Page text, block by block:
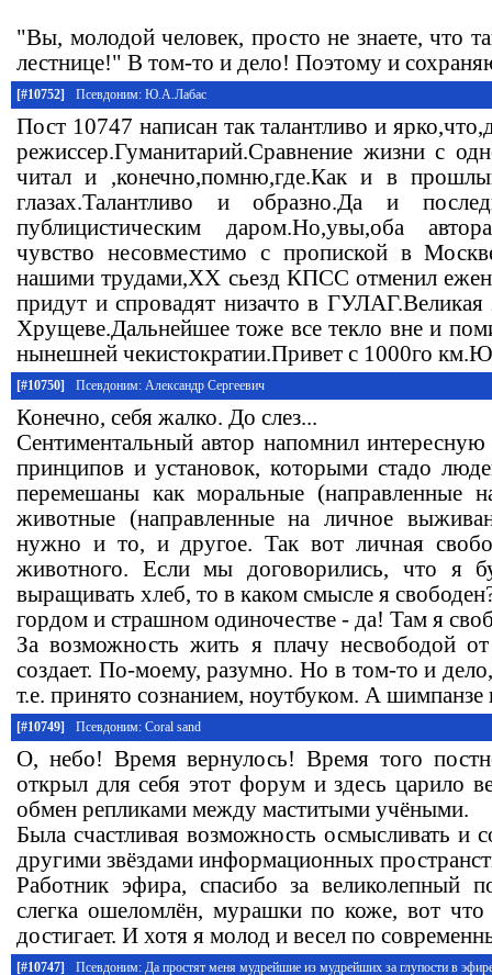
"Вы, молодой человек, просто не знаете, что
лестнице!" В том-то и дело! Поэтому и
[#10752] Псевдоним: Ю.А.Лабас
Пост 10747 написан так талантливо и
режиссер.Гуманитарий.Сравнение жизни с
читал и ,конечно,помню,где.Как и в
глазах.Талантливо и образно.Да и
публицистическим даром.Но,увы,оба
чувство несовместимо с пропиской в
нашими трудами,ХХ сьезд КПСС отменил
придут и спровадят низачто в ГУЛАГ.Великая
Хрущеве.Дальнейшее тоже все текло вне и
нынешней чекистократии.Привет с 1000го
[#10750] Псевдоним: Александр Сергеевич
Конечно, себя жалко. До слез...
Сентиментальный автор напомнил
принципов и установок, которыми стадо
перемешаны как моральные (направленные
животные (направленные на личное
нужно и то, и другое. Так вот личная
животного. Если мы договорились, что я
выращивать хлеб, то в каком смысле я
гордом и страшном одиночестве - да! Там я
За возможность жить я плачу несвободой
создает. По-моему, разумно. Но в том-то и
т.е. принято сознанием, ноутбуком. А шимпанзе
[#10749] Псевдоним: Coral sand
О, небо! Время вернулось! Время того
открыл для себя этот форум и здесь царило
обмен репликами между маститыми учёными.
Была счастливая возможность осмысливать и
другими звёздами информационных
Работник эфира, спасибо за великолепный
слегка ошеломлён, мурашки по коже, вот что
достигает. И хотя я молод и весел по
[#10747] Псевдоним: Да простят меня мудрейшие из мудрейших за глупости в